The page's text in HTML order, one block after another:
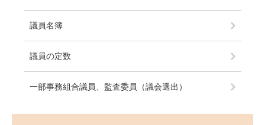
議員名簿
議員の定数
一部事務組合議員、監査委員（議会選出）